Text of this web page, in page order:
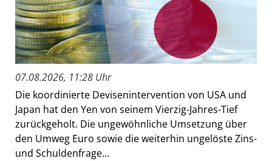
07.08.2026, 11:28 Uhr
Die koordinierte Devisenintervention von USA und
Japan hat den Yen von seinem Vierzig-Jahres-Tief
zurückgeholt. Die ungewöhnliche Umsetzung über
den Umweg Euro sowie die weiterhin ungelöste Zins-
und Schuldenfrage...